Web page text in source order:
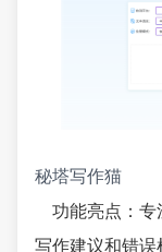
秘塔写作猫
功能亮点：专
写作建议和错误